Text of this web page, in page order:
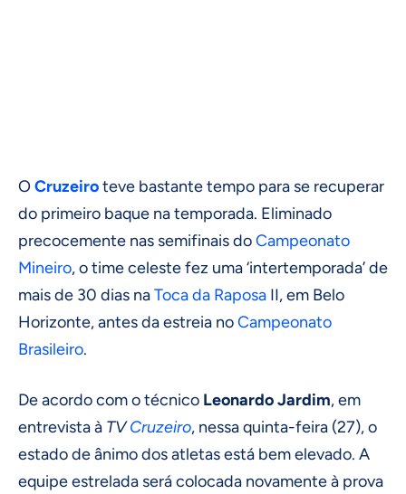
OCruzeiroteve bastante tempo para se recuperar
do primeiro baque na temporada. Eliminado
precocemente nas semifinais doCampeonato
Mineiro, o time celeste fez uma ‘intertemporada’ de
mais de 30 dias naToca da Raposa II, em Belo
Horizonte, antes da estreia noCampeonato
Brasileiro.
De acordo com o técnico Leonardo Jardim, em
entrevista à TVCruzeiro, nessa quinta-feira (27), o
estado de ânimo dos atletas está bem elevado. A
equipe estrelada será colocada novamente à prova